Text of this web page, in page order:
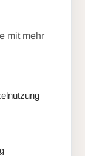
mit mehr